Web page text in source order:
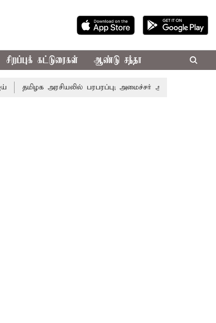
சிறப்புக் கட்டுரைகள் ஆண்டு சந்தா
அரசியலில் பரபரப்பு; அமைச்சர் ஆனந்த் உடன் சி.வி.